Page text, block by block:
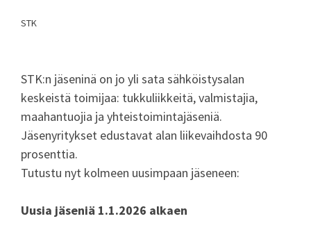
STK
STK:n jäseninä on jo yli sata sähköistysalan
keskeistä toimijaa: tukkuliikkeitä, valmistajia,
maahantuojia ja yhteistoimintajäseniä.
Jäsenyritykset edustavat alan liikevaihdosta 90
prosenttia.
Tutustu nyt kolmeen uusimpaan jäseneen:
Uusia jäseniä 1.1.2026 alkaen